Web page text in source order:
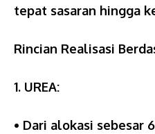
tepat sasaran hingga
Rincian Realisasi
1. UREA:
• Dari alokasi sebesar